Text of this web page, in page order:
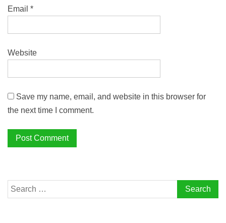
Email *
Website
Save my name, email, and website in this browser for
the next time I comment.
Search
for: